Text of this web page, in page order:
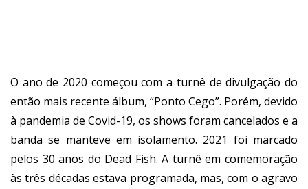
O ano de 2020 começou com a turnê de divulgação do
então mais recente álbum, “Ponto Cego”. Porém, devido
à pandemia de Covid-19, os shows foram cancelados e a
banda se manteve em isolamento. 2021 foi marcado
pelos 30 anos do Dead Fish. A turnê em comemoração
às três décadas estava programada, mas, com o agravo